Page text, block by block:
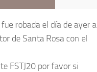
robada el día de ayer a
de Santa Rosa con el
FSTJ20 por favor si